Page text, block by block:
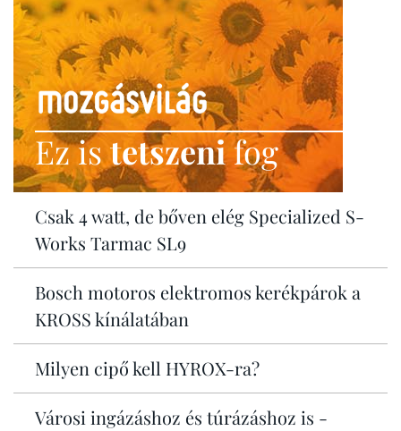
Ez istetszenifog
Csak 4 watt, de bőven elég Specialized S-
Works Tarmac SL9
Bosch motoros elektromos kerékpárok a
KROSS kínálatában
Milyen cipő kell HYROX-ra?
Városi ingázáshoz és túrázáshoz is -